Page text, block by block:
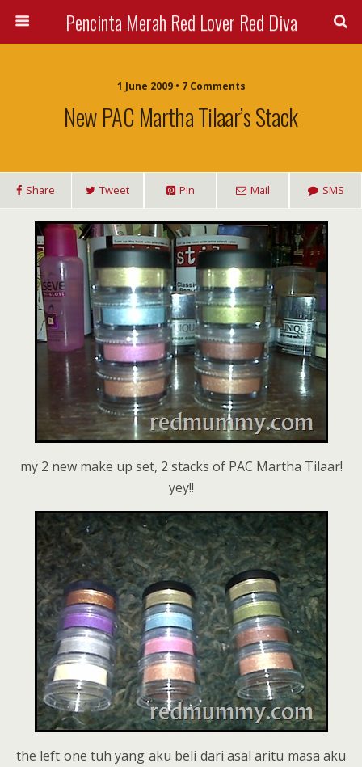
Pencinta Merah Red Lover Red Diva
1 June 2009 • 7 Comments
New PAC Martha Tilaar’s Stack
Share Tweet Pin Mail SMS
my 2 new make up set, 2 stacks of PAC Martha Tilaar!
yey!!
the left one tuh yang aku beli dari asal aritu masa aku